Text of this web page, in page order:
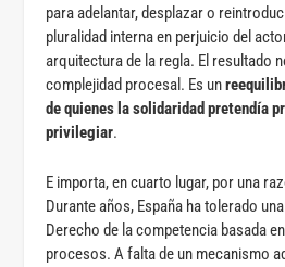
para adelantar, desplazar o
pluralidad interna en perjuicio del
arquitectura de la regla. El resultado
complejidad procesal. Es un
de quienes la solidaridad pretendía
privilegiar.
E importa, en cuarto lugar, por una
Durante años, España ha tolerado
Derecho de la competencia basada
procesos. A falta de un mecanismo